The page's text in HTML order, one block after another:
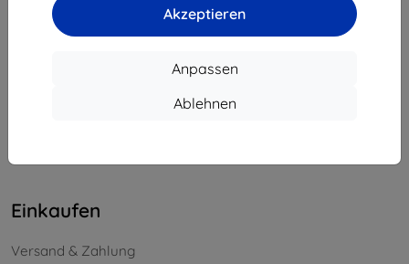
Akzeptieren
Anpassen
Ablehnen
info@top4mobile.eu
Einkaufen
Versand & Zahlung